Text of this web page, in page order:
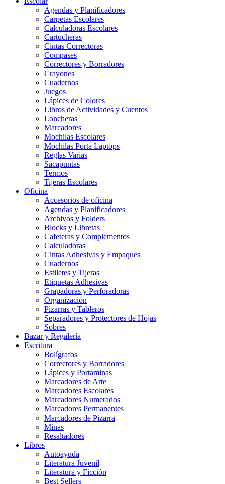
Agendas y Planificadores
Carpetas Escolares
Calculadoras Escolares
Cartucheras
Cintas Correctoras
Compases
Correctores y Borradores
Crayones
Cuadernos
Juegos
Lápices de Colores
Libros de Actividades y Cuentos
Loncheras
Marcadores
Mochilas Escolares
Mochilas Porta Laptops
Reglas Varias
Sacapuntas
Termos
Tijeras Escolares
Oficina
Accesorios de oficina
Agendas y Planificadores
Archivos y Folders
Blocks y Libretas
Cafeteras y Complementos
Calculadoras
Cintas Adhesivas y Empaques
Cuadernos
Estiletes y Tijeras
Etiquetas Adhesivas
Grapadoras y Perforadoras
Organización
Pizarras y Tableros
Separadores y Protectores de Hojas
Sobres
Bazar y Regalería
Escritura
Bolígrafos
Correctores y Borradores
Lápices y Portaminas
Marcadores de Arte
Marcadores Escolares
Marcadores Numerados
Marcadores Permanentes
Marcadores de Pizarra
Minas
Resaltadores
Libros
Autoayuda
Literatura Juvenil
Literatura y Ficción
Best Sellers